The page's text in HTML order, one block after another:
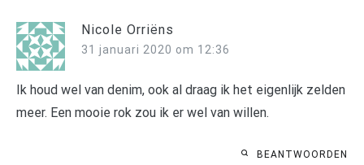
Nicole Orriëns
31 januari 2020 om 12:36
Ik houd wel van denim, ook al draag ik het eigenlijk zelden
meer. Een mooie rok zou ik er wel van willen.
BEANTWOORDEN